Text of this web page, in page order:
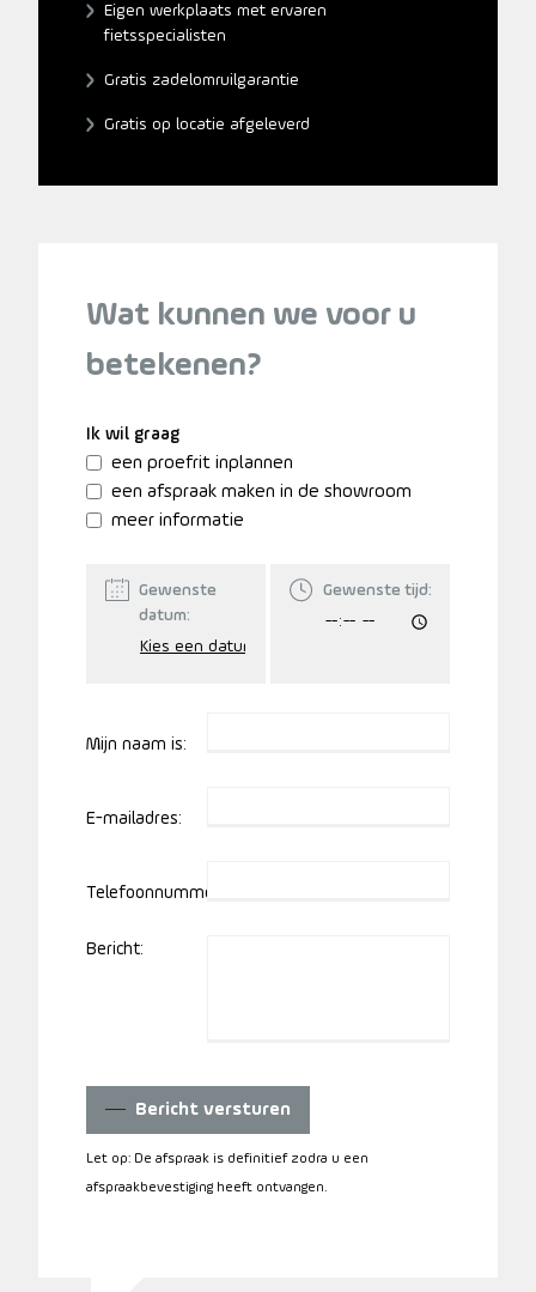
Eigen werkplaats met ervaren
fietsspecialisten
Gratis zadelomruilgarantie
Gratis op locatie afgeleverd
Wat kunnen we voor u
betekenen?
Ik wil graag
een proefrit inplannen
een afspraak maken in de showroom
meer informatie
Gewenste
datum:
Gewenste tijd:
Mijn naam is:
E-mailadres:
Telefoonnummer:
Bericht:
Bericht versturen
Let op: De afspraak is definitief zodra u een
afspraakbevestiging heeft ontvangen.